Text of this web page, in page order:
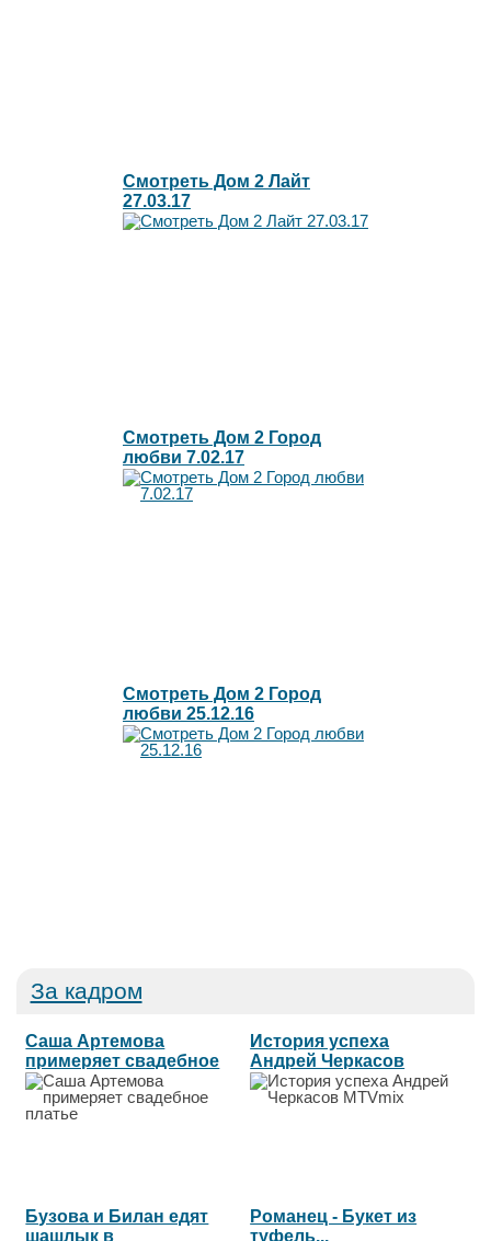
Смотреть Дом 2 Лайт
27.03.17
Смотреть Дом 2 Город
любви 7.02.17
Смотреть Дом 2 Город
любви 25.12.16
За кадром
Саша Артемова
примеряет свадебное
платье...
История успеха
Андрей Черкасов
MTVmix...
Бузова и Билан едят
шашлык в
Романец - Букет из
туфель...